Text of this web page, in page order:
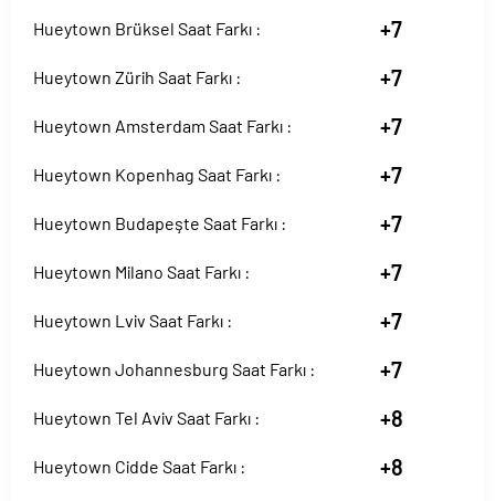
Hueytown Brüksel Saat Farkı : +7
Hueytown Zürih Saat Farkı : +7
Hueytown Amsterdam Saat Farkı : +7
Hueytown Kopenhag Saat Farkı : +7
Hueytown Budapeşte Saat Farkı : +7
Hueytown Milano Saat Farkı : +7
Hueytown Lviv Saat Farkı : +7
Hueytown Johannesburg Saat Farkı : +7
Hueytown Tel Aviv Saat Farkı : +8
Hueytown Cidde Saat Farkı : +8